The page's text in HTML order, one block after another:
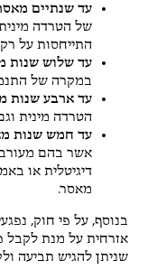
עד שנתיים
של הטרדה
התייחסות על
עד שלוש שנות
במקרה של
עד ארבע שנות
הטרדה מינית
עד חמש שנות
אשר בהם
דיגיטלית או
מאסר.
בנוסף, על פי חוק,
אזרחית על מנת לקבל
שניתן להגיש תביעה